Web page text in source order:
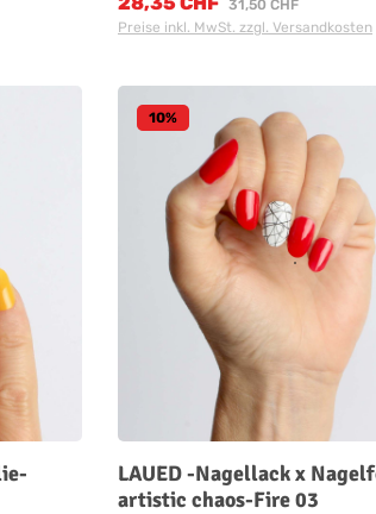
31,50 CHF
Preise inkl. MwSt. zzgl. Versandkosten
10%
LAUED -Nagellack x
artistic chaos-Fire 03